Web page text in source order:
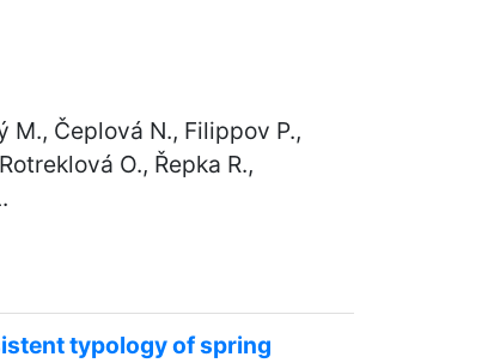
M., Čeplová N., Filippov P.,
O., Řepka R.,
typology of spring